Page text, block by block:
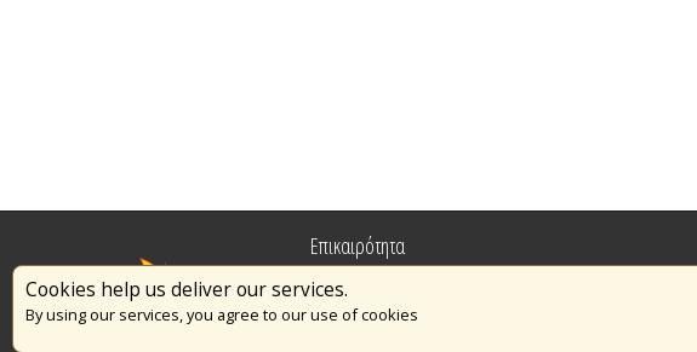
Cookies help us deliver our services.
By using our services, you agree to our use of cookies
Επικαιρότητα
Πυρασφάλεια